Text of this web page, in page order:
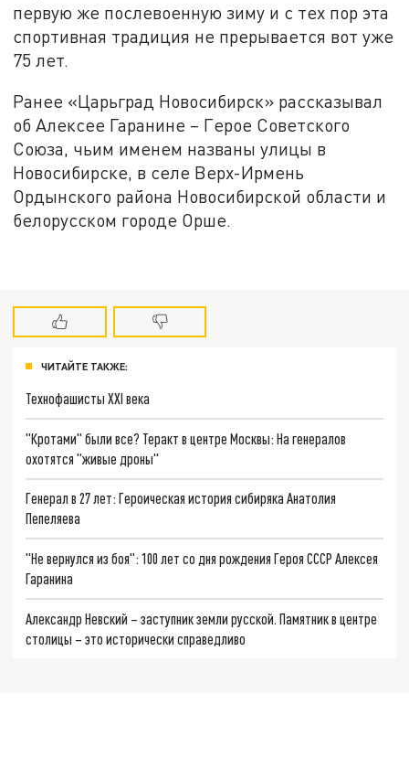
первую же послевоенную зиму и с тех пор эта
спортивная традиция не прерывается вот уже
75 лет.
Ранее «Царьград Новосибирск» рассказывал
об Алексее Гаранине – Герое Советского
Союза, чьим именем названы улицы в
Новосибирске, в селе Верх-Ирмень
Ордынского района Новосибирской области и
белорусском городе Орше.
ЧИТАЙТЕ ТАКЖЕ:
Технофашисты XXI века
"Кротами" были все? Теракт в центре Москвы: На генералов
охотятся "живые дроны"
Генерал в 27 лет: Героическая история сибиряка Анатолия
Пепеляева
"Не вернулся из боя": 100 лет со дня рождения Героя СССР Алексея
Гаранина
Александр Невский – заступник земли русской. Памятник в центре
столицы – это исторически справедливо